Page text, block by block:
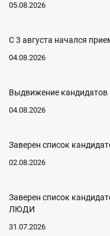
05.08.2026
С 3 августа начался
04.08.2026
Выдвижение кандидатов
04.08.2026
Заверен список
02.08.2026
Заверен список
ЛЮДИ
31.07.2026